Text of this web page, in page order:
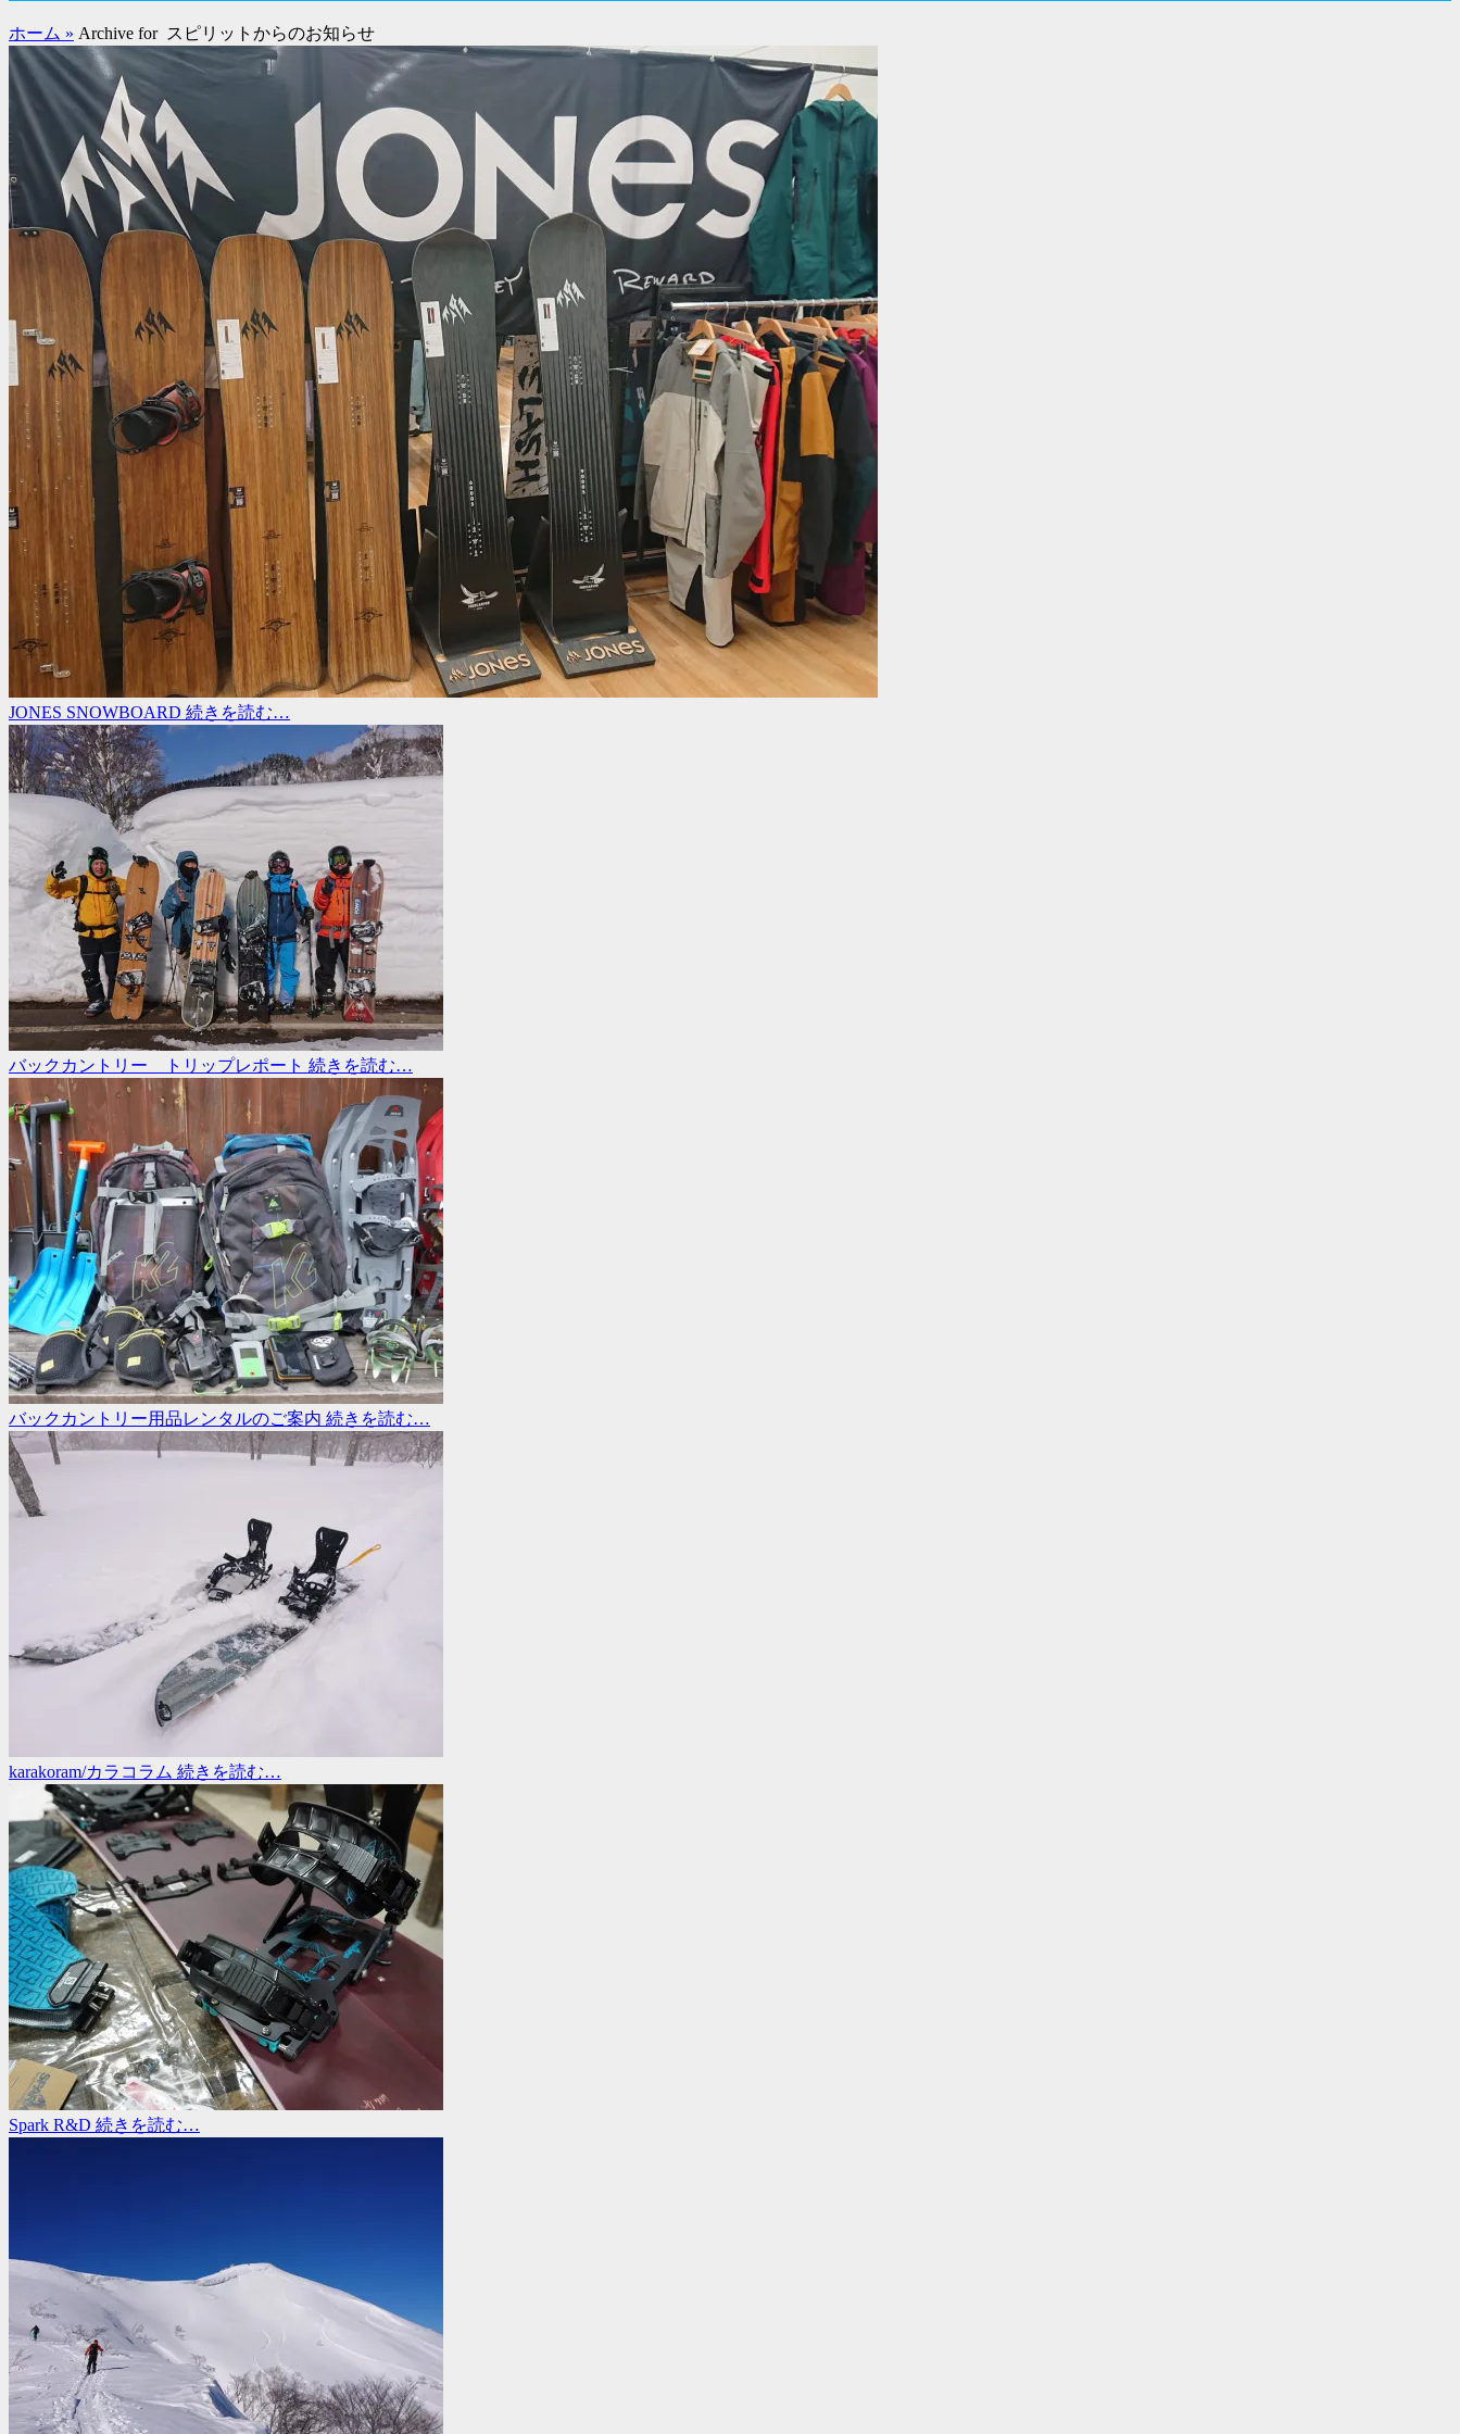
ド
バ
ー
コ
ン
ン
ツ
を
表
示
ホーム » Archive for スピリットからのお知らせ
JONES SNOWBOARD 続きを読む…
バックカントリー トリップレポート 続きを読む…
バックカントリー用品レンタルのご案内 続きを読む…
karakoram/カラコラム 続きを読む…
Spark R&D 続きを読む…